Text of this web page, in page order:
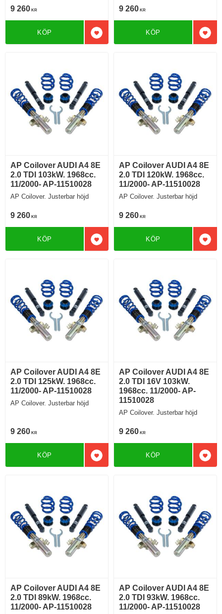
9 260 KR
Lägg till i favoriter
KÖP
9 260 KR
KÖP
AP Coilover AUDI A4 8E
2.0 TDI 103kW. 1968cc.
11/2000- AP-11510028
AP Coilover. Justerbar höjd
9 260 KR
Lägg till i favoriter
KÖP
AP Coilover AUDI A4 8E
2.0 TDI 120kW. 1968cc.
11/2000- AP-11510028
AP Coilover. Justerbar höjd
9 260 KR
KÖP
AP Coilover AUDI A4 8E
2.0 TDI 125kW. 1968cc.
11/2000- AP-11510028
AP Coilover. Justerbar höjd
9 260 KR
Lägg till i favoriter
KÖP
AP Coilover AUDI A4 8E
2.0 TDI 16V 103kW.
1968cc. 11/2000- AP-
11510028
AP Coilover. Justerbar höjd
9 260 KR
KÖP
AP Coilover AUDI A4 8E
2.0 TDI 89kW. 1968cc.
11/2000- AP-11510028
AP Coilover AUDI A4 8E
2.0 TDI 93kW. 1968cc.
11/2000- AP-11510028